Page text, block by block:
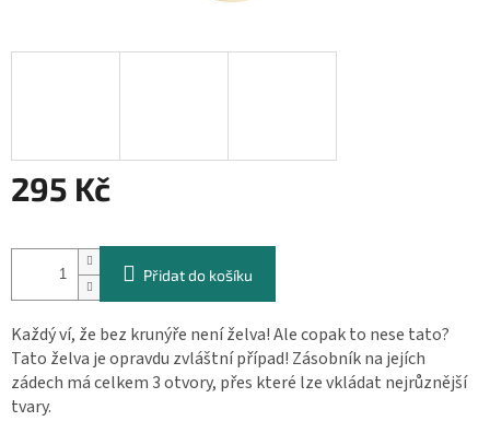
295 Kč
cena:
Přidat do košíku
Každý ví, že bez krunýře není želva! Ale copak to nese tato?
Tato želva je opravdu zvláštní případ! Zásobník na jejích
zádech má celkem 3 otvory, přes které lze vkládat nejrůznější
tvary.